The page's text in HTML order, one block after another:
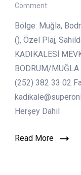
Commenton
Kadıkale
Bölge: Muğla,
(), Özel Plaj,
KADIKALESİ
BODRUM/
(252) 382 33 02
Herşey Dahil
Read More